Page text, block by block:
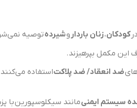
کودکان،زنان بارداروشیردهتوصیه
این مکمل بپرهیزند.
ضد انعقاد/ ضد پلاکتاستفاده
سیستم ایمنیمانند سیکلوسپورین با